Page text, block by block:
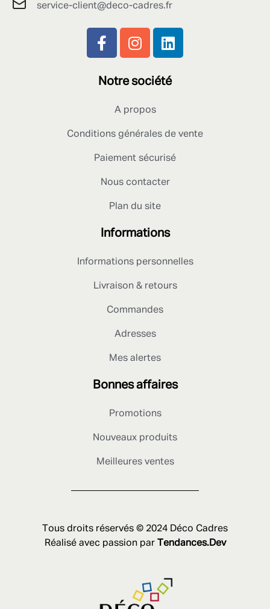
service-client@deco-cadres.fr
Notre société
A propos
Conditions générales de vente
Paiement sécurisé
Nous contacter
Plan du site
Informations
Informations personnelles
Livraison & retours
Commandes
Adresses
Mes alertes
Bonnes affaires
Promotions
Nouveaux produits
Meilleures ventes
Tous droits réservés © 2024 Déco Cadres
Réalisé avec passion par Tendances.Dev